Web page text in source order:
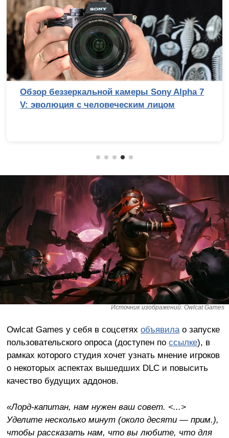
Обзор беззеркальной камеры Sony Alpha 7
V: эволюция с человеческим лицом
Источник изображений: Owlcat Games
Owlcat Games у себя в соцсетях объявилао запуске
пользовательского опроса (доступен по ссылке), в
рамках которого студия хочет узнать мнение игроков
о некоторых аспектах вышедших DLC и повысить
качество будущих аддонов.
«Лорд-капитан, нам нужен ваш совет. <...>
Уделите несколько минут (около десяти — прим.),
чтобы рассказать нам, что вы любите, что для